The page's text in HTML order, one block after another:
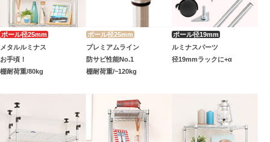
メタルルミナス
お手頃！
棚耐荷重/80kg
プレミアムライン
防サビ性能No.1
棚耐荷重/~120kg
ルミナスパーツ
径19mmラックに+α